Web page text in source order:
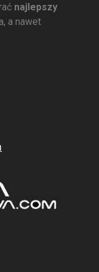
najlepszy
a nawet